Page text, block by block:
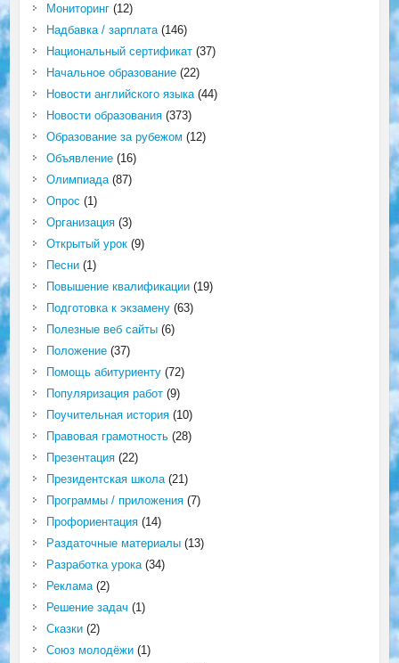
Мониторинг(12)
Надбавка / зарплата(146)
Национальный сертификат(37)
Начальное образование(22)
Новости английского языка(44)
Новости образования(373)
Образование за рубежом (12)
Объявление(16)
Олимпиада(87)
Опрос (1)
Организация(3)
Открытый урок(9)
Песни(1)
Повышение квалификации(19)
Подготовка к экзамену(63)
Полезные веб сайты(6)
Положение(37)
Помощь абитуриенту(72)
Популяризация работ(9)
Поучительная история(10)
Правовая грамотность(28)
Презентация(22)
Президентская школа(21)
Программы / приложения(7)
Профориентация(14)
Раздаточные материалы(13)
Разработка урока(34)
Реклама(2)
Решение задач (1)
Сказки(2)
Союз молодёжи(1)